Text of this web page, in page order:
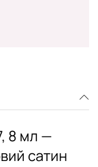
8 мл —
сатин